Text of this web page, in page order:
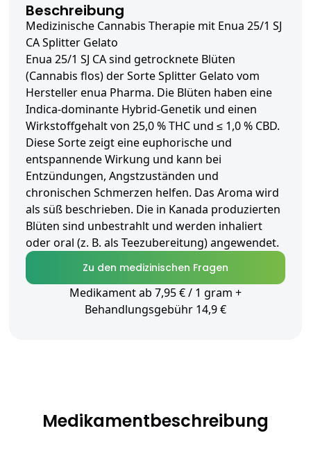
Beschreibung
Medizinische Cannabis Therapie mit Enua 25/1 SJ
CA Splitter Gelato
Enua 25/1 SJ CA sind getrocknete Blüten
(Cannabis flos) der Sorte Splitter Gelato vom
Hersteller enua Pharma. Die Blüten haben eine
Indica-dominante Hybrid-Genetik und einen
Wirkstoffgehalt von 25,0 % THC und ≤ 1,0 % CBD.
Diese Sorte zeigt eine euphorische und
entspannende Wirkung und kann bei
Entzündungen, Angstzuständen und
chronischen Schmerzen helfen. Das Aroma wird
als süß beschrieben. Die in Kanada produzierten
Blüten sind unbestrahlt und werden inhaliert
oder oral (z. B. als Teezubereitung) angewendet.
Zu den medizinischen Fragen
Medikament ab 7,95 € / 1 gram +
Behandlungsgebühr 14,9 €
Medikamentbeschreibung